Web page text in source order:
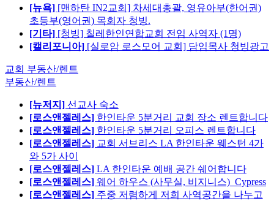
[뉴욕] [맨하탄 IN2교회] 차세대총괄, 영유아부(한어권)
초등부(영어권) 목회자 청빙.
[기타] [청빙] 칠레한인연합교회 전임 사역자 (1명)
[캘리포니아] [실로암 로스모어 교회] 담임목사 청빙광고
교회 부동산/렌트
부동산/렌트
[뉴저지] 선교사 숙소
[로스앤젤레스] 한인타운 5분거리 교회 장소 렌트합니다
[로스앤젤레스] 한인타운 5분거리 오피스 렌트합니다
[로스앤젤레스] 교회 서브리스 LA 한인타운 웨스턴 4가
와 5가 사이
[로스앤젤레스] LA 한인타운 예배 공간 쉐어합니다
[로스앤젤레스] 웨어 하우스 (사무실, 비지니스)_Cypress
[로스앤젤레스] 주중 저렴하게 저희 사역공간을 나누고